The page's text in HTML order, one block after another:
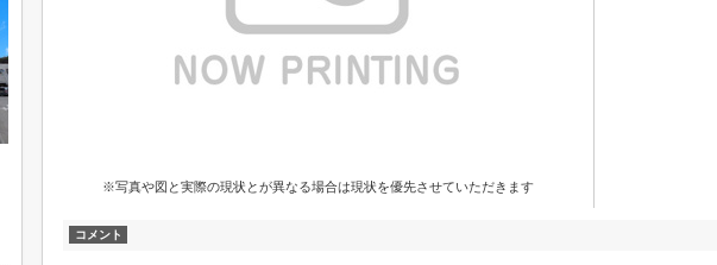
※写真や図と実際の現状とが異なる場合は現状を優先させていただきます
コメント